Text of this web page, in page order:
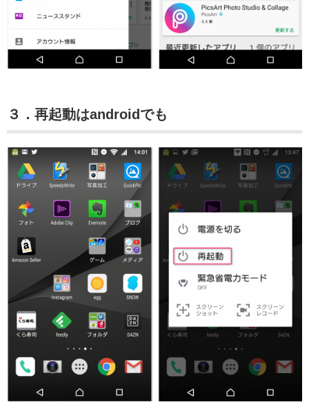
３．再起動はandroidでも